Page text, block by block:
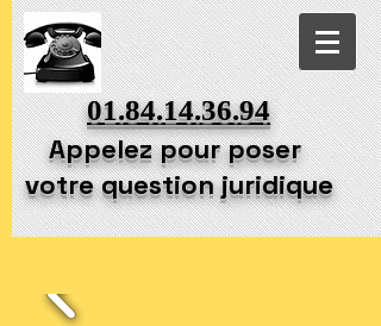
01.84.14.36.94
Appelez pour poser
votre question juridique